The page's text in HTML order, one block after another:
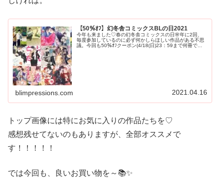
【50％ｵﾌ】幻冬舎コミックスBLの日2021
今年も来ました♡春の幻冬舎コミックスの日🌸年に2回、
毎度参加しているのに必ず何かしらほしい作品がある不思
議。今回も50％ｵﾌクーポン(4/18(日)23：59まで何冊でも
blimpressions.com 2021.04.16
トップ画像には特にお気に入りの作品たちを♡
感想残せてないのもありますが、全部オススメで
す！！！！！
では今回も、良いお買い物を～📚✨